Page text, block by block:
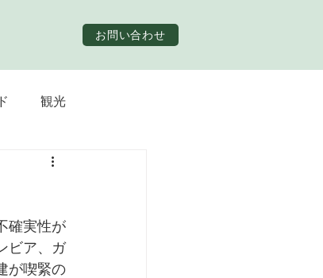
お問い合わせ
観光
確実性が
ビア、ガ
が喫緊の